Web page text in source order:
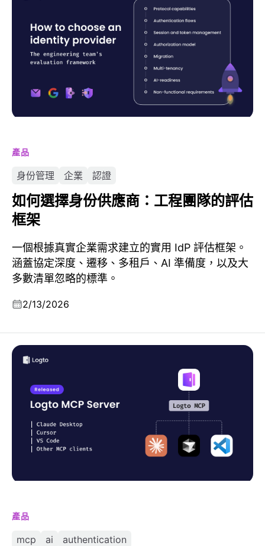
產品
身份管理 企業 認證
如何選擇身份供應商：工程團隊的評估
框架
一個根據真實企業需求建立的實用 IdP 評估框架。
涵蓋協定深度、遷移、多租戶、AI 準備度，以及大
多數清單忽略的標準。
2/13/2026
產品
mcp ai authentication
用一個提示運送用戶認證：介紹 Logto MCP 伺服器